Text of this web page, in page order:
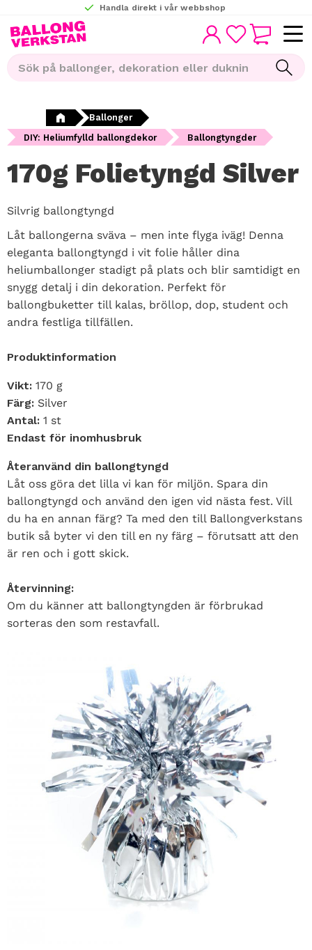
Meny
Handla direkt i vår webbshop
FAVORITER
KUNDVAGN
Ballonger
DIY: Heliumfylld ballongdekor
Ballongtyngder
170g Folietyngd Silver
Silvrig ballongtyngd
Låt ballongerna sväva – men inte flyga iväg! Denna
eleganta ballongtyngd i vit folie håller dina
heliumballonger stadigt på plats och blir samtidigt en
snygg detalj i din dekoration. Perfekt för
ballongbuketter till kalas, bröllop, dop, student och
andra festliga tillfällen.
Produktinformation
Vikt: 170 g
Färg: Silver
Antal: 1 st
Endast för inomhusbruk
Återanvänd din ballongtyngd
Låt oss göra det lilla vi kan för miljön. Spara din
ballongtyngd och använd den igen vid nästa fest. Vill
du ha en annan färg? Ta med den till Ballongverkstans
butik så byter vi den till en ny färg – förutsatt att den
är ren och i gott skick.
Återvinning:
Om du känner att ballongtyngden är förbrukad
sorteras den som restavfall.